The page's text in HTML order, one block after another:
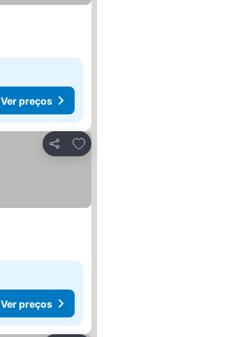
Ver preços
Partilhar
Adicionar aos favoritos
Ver preços